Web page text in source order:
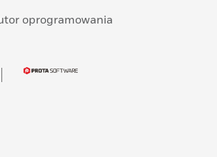
oprogramowania